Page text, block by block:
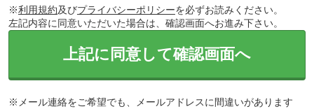
※利用規約及びプライバシーポリシーを必ずお読みください。
左記内容に同意いただいた場合は、確認画面へお進み下さい。
上記に同意して確認画面へ
※メール連絡をご希望でも、メールアドレスに間違いがあります